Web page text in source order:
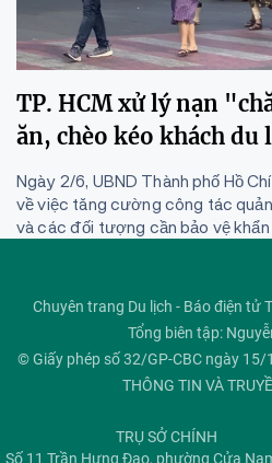
TP. HCM xử lý nạn
ăn, chèo kéo khách du
Ngày 2/6, UBND Thành phố Hồ
về việc tăng cường công tác
và các đối tượng cần bảo vệ
Chuyên trang Du lịch - Báo điện tử
Tổng biên tập:
© Giấy phép số 32/GP-CBC ngày 15/
THÔNG TIN VÀ
TRỤ SỞ CHÍNH
Số 11 Trần Hưng Đạo, phường Cửa